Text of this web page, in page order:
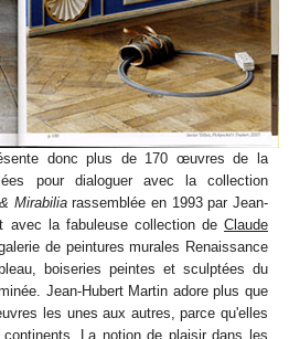
donc plus de 170 œuvres de la
pour dialoguer avec la collection
Mirabiliarassemblée en 1993 par Jean-
avec la fabuleuse collection de Claude
de peintures murales Renaissance
boiseries peintes et sculptées du
Jean-Hubert Martin adore plus que
les unes aux autres, parce qu'elles
La notion de plaisir dans les